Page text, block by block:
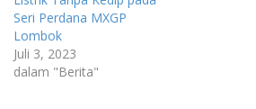
Seri Perdana MXGP
Lombok
Juli 3, 2023
dalam "Berita"